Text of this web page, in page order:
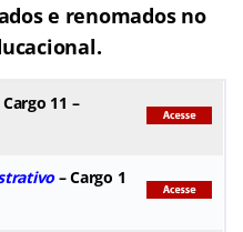
e renomados no
11 –
– Cargo 1